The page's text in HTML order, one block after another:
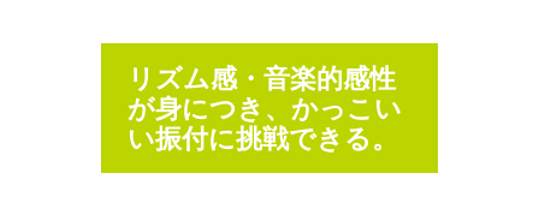
リズム感・音楽的感性
が身につき、かっこい
い振付に挑戦できる。